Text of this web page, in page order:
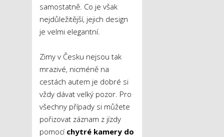
samostatně. Co je však
nejdůležitější, jejich design
je velmi elegantní.
Zimy v Česku nejsou tak
mrazivé, nicméně na
cestách autem je dobré si
vždy dávat velký pozor. Pro
všechny případy si můžete
pořizovat záznam z jízdy
pomocí chytré kamery do